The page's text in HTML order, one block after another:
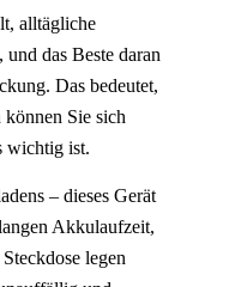
alltägliche
und das Beste daran
Das bedeutet,
Sie sich
wichtig ist.
– dieses Gerät
Akkulaufzeit,
legen